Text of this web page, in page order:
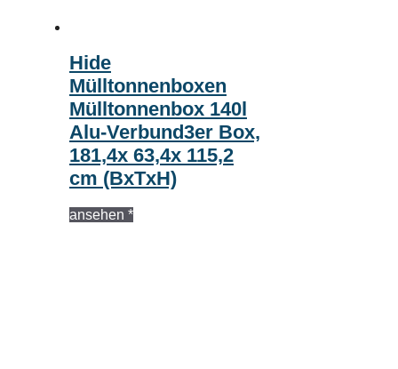
Hide
Mülltonnenboxen
Mülltonnenbox 140l
Alu-Verbund3er Box,
181,4x 63,4x 115,2
cm (BxTxH)
ansehen *